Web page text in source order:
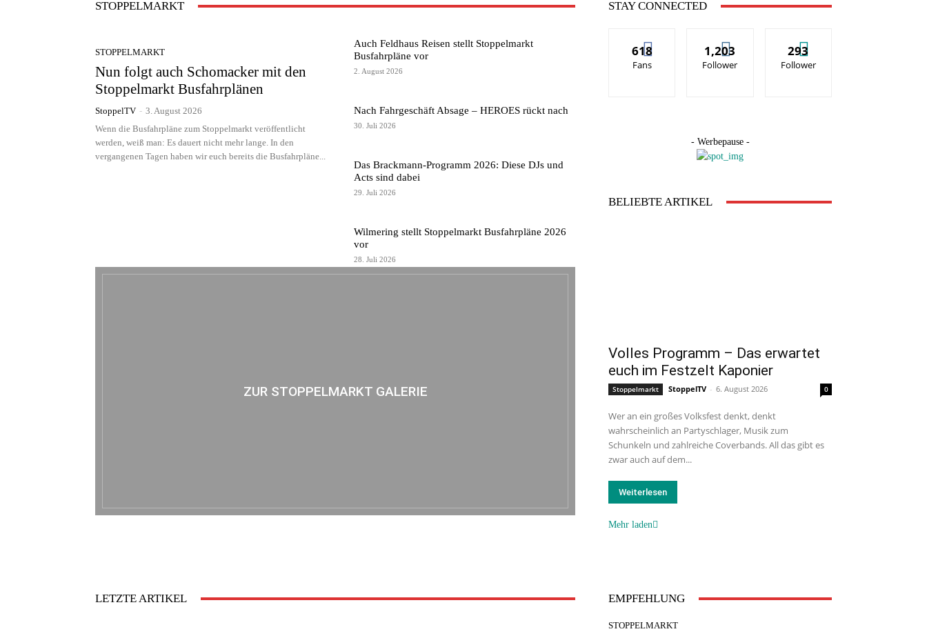
STOPPELMARKT
STOPPELMARKT
Nun folgt auch Schomacker mit den
Stoppelmarkt Busfahrplänen
StoppelTV - 3. August 2026
Wenn die Busfahrpläne zum Stoppelmarkt veröffentlicht
werden, weiß man: Es dauert nicht mehr lange. In den
vergangenen Tagen haben wir euch bereits die Busfahrpläne...
Auch Feldhaus Reisen stellt Stoppelmarkt
Busfahrpläne vor
2. August 2026
Nach Fahrgeschäft Absage – HEROES rückt nach
30. Juli 2026
Das Brackmann-Programm 2026: Diese DJs und
Acts sind dabei
29. Juli 2026
Wilmering stellt Stoppelmarkt Busfahrpläne 2026
vor
28. Juli 2026
(GALERIE
ZUR STOPPELMARKT GALERIE
STAY CONNECTED
618
Fans
1,203
Follower
293
Follower
- Werbepause -
BELIEBTE ARTIKEL
Volles Programm – Das erwartet
euch im Festzelt Kaponier
Stoppelmarkt StoppelTV - 6. August 2026 0
Wer an ein großes Volksfest denkt, denkt
wahrscheinlich an Partyschlager, Musik zum
Schunkeln und zahlreiche Coverbands. All das gibt es
zwar auch auf dem...
Weiterlesen
Mehr laden
LETZTE ARTIKEL EMPFEHLUNG
STOPPELMARKT